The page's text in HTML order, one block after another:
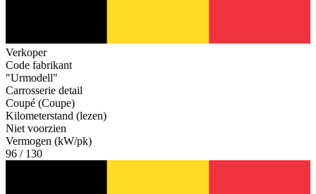
Verkoper
Code fabrikant
"Urmodell"
Carrosserie detail
Coupé (Coupe)
Kilometerstand (lezen)
Niet voorzien
Vermogen (kW/pk)
96 / 130